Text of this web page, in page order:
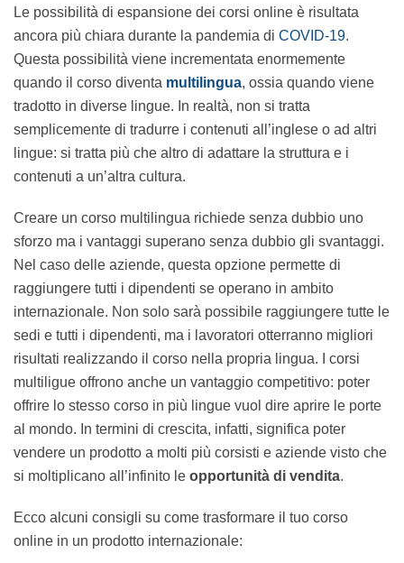
mondo. Le possibilità di espansione dei corsi online è
risultata ancora più chiara durante la pandemia di
COVID-19. Questa possibilità viene incrementata
enormemente quando il corso diventamultilingua,
ossia quando viene tradotto in diverse lingue. In realtà,
non si tratta semplicemente di tradurre i contenuti
all’inglese o ad altri lingue: si tratta più che altro di
adattare la struttura e i contenuti a un’altra cultura.
Creare un corso multilingua richiede senza dubbio uno
sforzo ma i vantaggi superano senza dubbio gli
svantaggi. Nel caso delle aziende, questa opzione
permette di raggiungere tutti i dipendenti se operano
in ambito internazionale. Non solo sarà possibile
raggiungere tutte le sedi e tutti i dipendenti, ma i
lavoratori otterranno migliori risultati realizzando il
corso nella propria lingua. I corsi multiligue offrono
anche un vantaggio competitivo: poter offrire lo stesso
corso in più lingue vuol dire aprire le porte al mondo.
In termini di crescita, infatti, significa poter vendere un
prodotto a molti più corsisti e aziende visto che si
Ecco alcuni consigli su come trasformare il tuo corso